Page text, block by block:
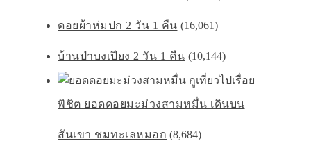
ดอยผ้าห่มปก 2 วัน 1 คืน (16,061)
บ้านป่าบงเปียง 2 วัน 1 คืน (10,144)
พิชิต ยอดดอยมะม่วงสามหมื่น เดินบน
สันเขา ชมทะเลหมอก (8,684)